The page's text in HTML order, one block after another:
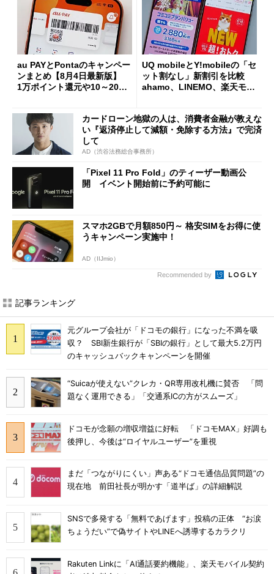
au PAYとPontaのキャンペー
ンまとめ【8月4日最新版】
1万ポイント還元や10～20％
UQ mobileとY!mobileの「セ
ット割なし」新割引を比較
ahamo、LINEMO、楽天モバ
カードローン地獄の人は、消費者金融が教えな
い『返済停止して減額・免除する方法』で完済
して
AD（渋谷法務総合事務所）
「Pixel 11 Pro Fold」のティーザー動画公
開 イベント開始前に予約可能に
スマホ2GBで月額850円～ 格安SIMをお得に使
うキャンペーン実施中！
AD（IIJmio）
Recommended by
記事ランキング
元グループ会社が「ドコモの銀行」になった不満を吸
収？ SBI新生銀行が「SBIの銀行」として最大5.2万円
のキャッシュバックキャンペーンを開催
“Suicaが使えない”クレカ・QR専用改札機に賛否 「問
題なく運用できる」「交通系ICの方がスムーズ」
ドコモが念願の増収増益に好転 「ドコモMAX」好調も
後押し、今後は“ロイヤルユーザー”を重視
まだ「つながりにくい」声ある“ドコモ通信品質問題”の
現在地 前田社長が明かす「道半ば」の詳細解説
SNSで多発する「無料であげます」投稿の正体 “お涙
ちょうだい”で偽サイトやLINEへ誘導するカラクリ
Rakuten Linkに「AI通話要約機能」、楽天モバイル契約